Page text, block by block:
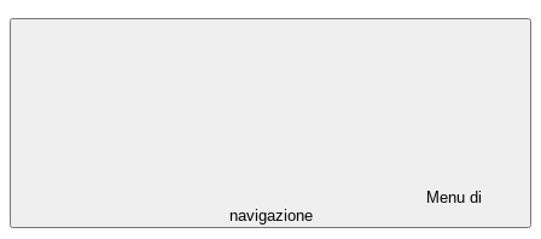
Menu di
navigazione